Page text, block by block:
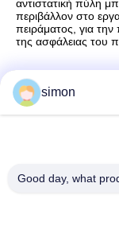
αντιστατική πύλη
περιβάλλον στο
πειράματος, για
της ασφάλειας του
Νο 11,
simon
Good day, what